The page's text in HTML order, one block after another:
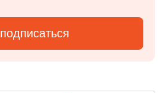
подписаться